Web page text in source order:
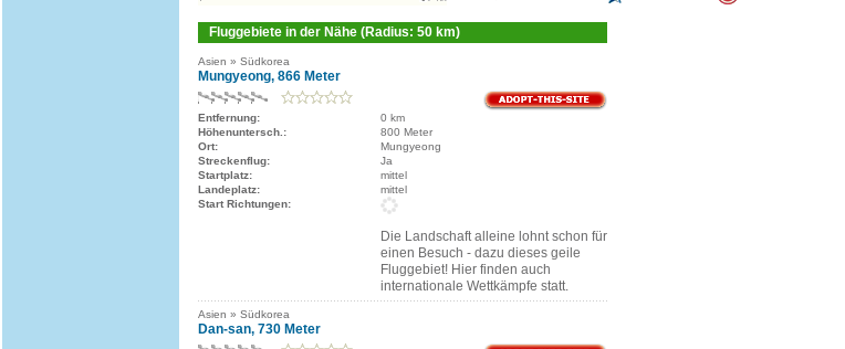
Fluggebiete in der Nähe (Radius: 50 km)
Asien » Südkorea
Mungyeong, 866 Meter
Entfernung:
0 km
Höhenuntersch.:
800 Meter
Ort:
Mungyeong
Streckenflug:
Ja
Startplatz:
mittel
Landeplatz:
mittel
Start Richtungen:
Die Landschaft alleine lohnt schon für
einen Besuch - dazu dieses geile
Fluggebiet! Hier finden auch
internationale Wettkämpfe statt.
Asien » Südkorea
Dan-san, 730 Meter